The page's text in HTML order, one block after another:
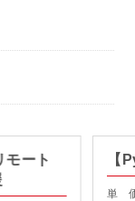
モート
【
単